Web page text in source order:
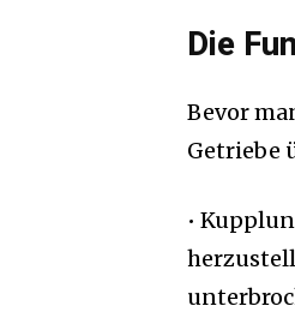
Die
Bevor
Getriebe
•